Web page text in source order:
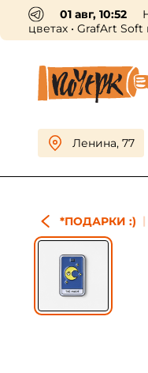
01 авг, 10:52
цветах • GrafArt
Ленина, 77
*ПОДАРКИ :)